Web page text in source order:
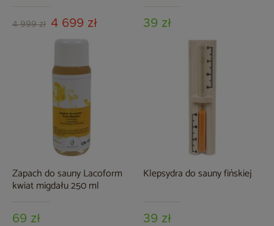
4 999 zł 4 699 zł 39 zł
Zapach do sauny Lacoform
kwiat migdału 250 ml
69 zł
Klepsydra do sauny fińskiej
39 zł